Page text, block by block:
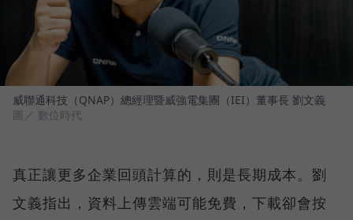
威聯通科技（QNAP）總經理暨威強電集團（IEI）董事長 劉文義
圖／ 數位時代
真正讓更多企業回頭計算的，則是長期成本。劉
文義指出，資料上傳雲端可能免費，下載卻會按